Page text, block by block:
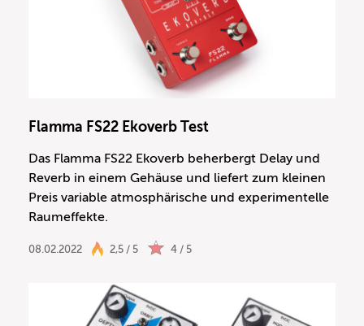
Flamma FS22 Ekoverb Test
Das Flamma FS22 Ekoverb beherbergt Delay und
Reverb in einem Gehäuse und liefert zum kleinen
Preis variable atmosphärische und experimentelle
Raumeffekte.
08.02.2022 2,5 / 5 4 / 5